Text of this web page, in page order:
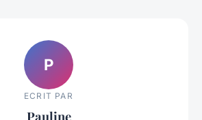
P
ECRIT PAR
Pauline